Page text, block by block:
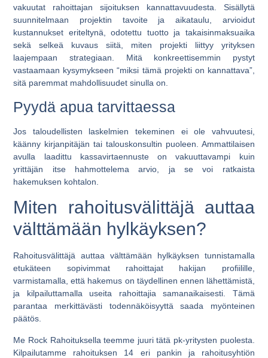
vakuutat rahoittajan sijoituksen kannattavuudesta. Sisällytä
suunnitelmaan projektin tavoite ja aikataulu, arvioidut
kustannukset eriteltynä, odotettu tuotto ja takaisinmaksuaika
sekä selkeä kuvaus siitä, miten projekti liittyy yrityksen
laajempaan strategiaan. Mitä konkreettisemmin pystyt
vastaamaan kysymykseen “miksi tämä projekti on kannattava”,
sitä paremmat mahdollisuudet sinulla on.
Pyydä apua tarvittaessa
Jos taloudellisten laskelmien tekeminen ei ole vahvuutesi,
käänny kirjanpitäjän tai talouskonsultin puoleen. Ammattilaisen
avulla laadittu kassavirtaennuste on vakuuttavampi kuin
yrittäjän itse hahmottelema arvio, ja se voi ratkaista
hakemuksen kohtalon.
Miten rahoitusvälittäjä auttaa
välttämään hylkäyksen?
Rahoitusvälittäjä auttaa välttämään hylkäyksen tunnistamalla
etukäteen sopivimmat rahoittajat hakijan profiilille,
varmistamalla, että hakemus on täydellinen ennen lähettämistä,
ja kilpailuttamalla useita rahoittajia samanaikaisesti. Tämä
parantaa merkittävästi todennäköisyyttä saada myönteinen
päätös.
Me Rock Rahoituksella teemme juuri tätä pk-yritysten puolesta.
Kilpailutamme rahoituksen 14 eri pankin ja rahoitusyhtiön